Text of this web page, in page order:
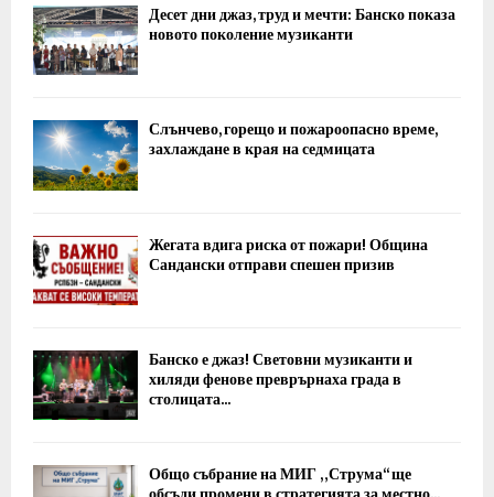
Десет дни джаз, труд и мечти: Банско показа
новото поколение музиканти
Слънчево, горещо и пожароопасно време,
захлаждане в края на седмицата
Жегата вдига риска от пожари! Община
Сандански отправи спешен призив
Банско е джаз! Световни музиканти и
хиляди фенове преврърнаха града в
столицата...
Общо събрание на МИГ „Струма“ ще